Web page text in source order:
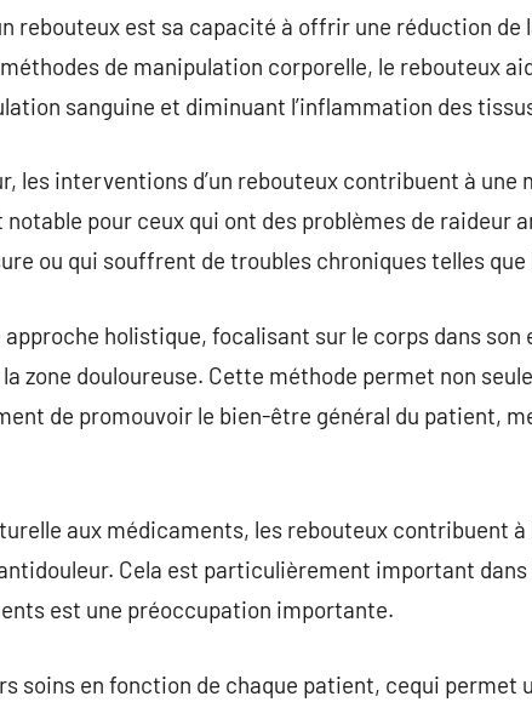
rebouteux est sa capacité à offrir une réduction de
de manipulation corporelle, le rebouteux
sanguine et diminuant l’inflammation des
les interventions d’un rebouteux contribuent à une
pour ceux qui ont des problèmes de raideur
ou qui souffrent de troubles chroniques telles que
holistique, focalisant sur le corps dans son
zone douloureuse. Cette méthode permet non
de promouvoir le bien-être général du patient,
aux médicaments, les rebouteux contribuent
Cela est particulièrement important
est une préoccupation importante.
soins en fonction de chaque patient, cequi permet